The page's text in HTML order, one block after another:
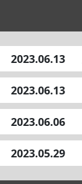
2023.06.13
2023.06.13
2023.06.06
2023.05.29